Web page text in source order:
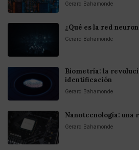
Gerard Bahamonde
¿Qué es la red
Gerard Bahamonde
Biometría: la
identificación
Gerard Bahamonde
Nanotecnología: una
Gerard Bahamonde